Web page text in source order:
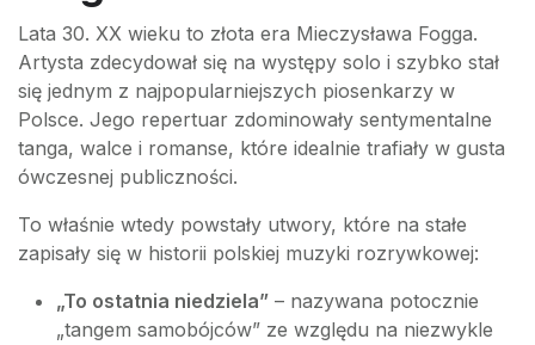
Lata 30. XX wieku to złota era Mieczysława Fogga.
Artysta zdecydował się na występy solo i szybko stał
się jednym z najpopularniejszych piosenkarzy w
Polsce. Jego repertuar zdominowały sentymentalne
tanga, walce i romanse, które idealnie trafiały w gusta
ówczesnej publiczności.
To właśnie wtedy powstały utwory, które na stałe
zapisały się w historii polskiej muzyki rozrywkowej:
„To ostatnia niedziela” – nazywana potocznie
„tangem samobójców” ze względu na niezwykle